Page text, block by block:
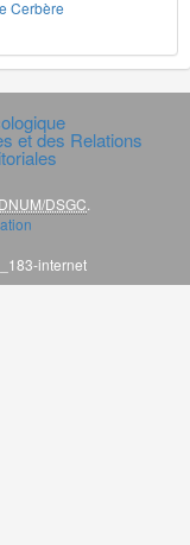
Cerbère
et des Relations
DSGC.
internet